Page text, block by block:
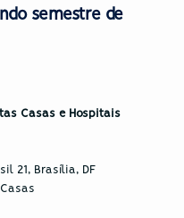
semestre de
Casas e Hospitais
21, Brasília, DF